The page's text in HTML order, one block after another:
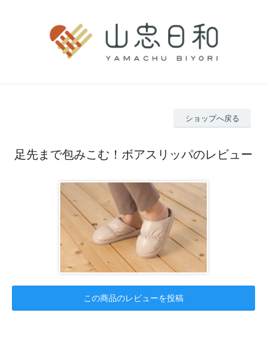
ショップへ戻る
足先まで包みこむ！ボアスリッパのレビュー
この商品のレビューを投稿